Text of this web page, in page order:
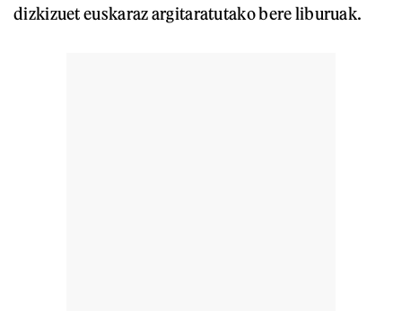
dizkizuet euskaraz argitaratutako bere liburuak.